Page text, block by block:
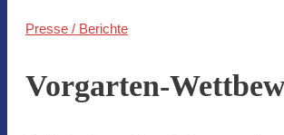
Presse / Berichte
Vorgarten-